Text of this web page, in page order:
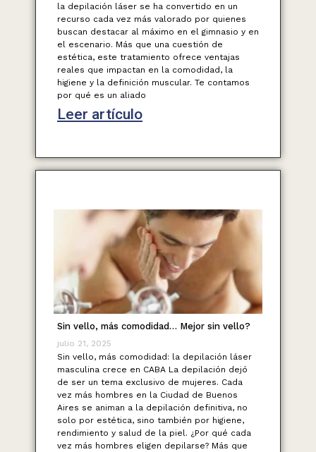
la depilación láser se ha convertido en un
recurso cada vez más valorado por quienes
buscan destacar al máximo en el gimnasio y en
el escenario. Más que una cuestión de
estética, este tratamiento ofrece ventajas
reales que impactan en la comodidad, la
higiene y la definición muscular. Te contamos
por qué es un aliado
Leer artículo
Sin vello, más comodidad… Mejor sin vello?
julio 21, 2025
Sin vello, más comodidad: la depilación láser
masculina crece en CABA La depilación dejó
de ser un tema exclusivo de mujeres. Cada
vez más hombres en la Ciudad de Buenos
Aires se animan a la depilación definitiva, no
solo por estética, sino también por higiene,
rendimiento y salud de la piel. ¿Por qué cada
vez más hombres eligen depilarse? Más que